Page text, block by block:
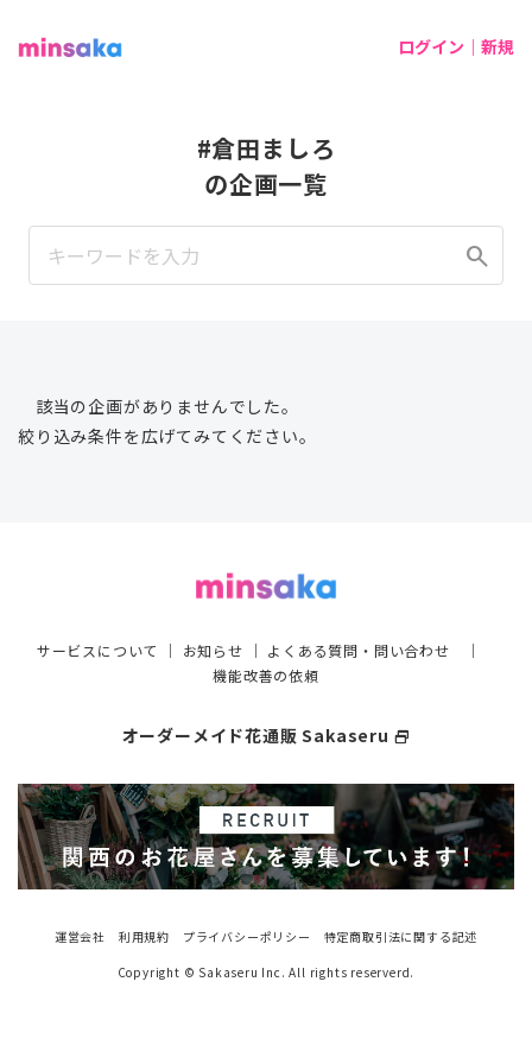
ログイン｜新規
#倉田ましろ
の企画一覧
search
該当の企画がありませんでした。
絞り込み条件を広げてみてください。
サービスについて ｜ お知らせ ｜ よくある質問・問い合わせ ｜
機能改善の依頼
オーダーメイド花通販 Sakaseru select_window
運営会社 利用規約 プライバシーポリシー
特定商取引法に関する記述
Copyright © Sakaseru Inc. All rights reserverd.